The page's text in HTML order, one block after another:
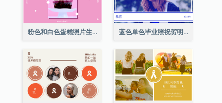
粉色和白色蛋糕照片生日明信片 蓝色单色毕业照祝贺明信片